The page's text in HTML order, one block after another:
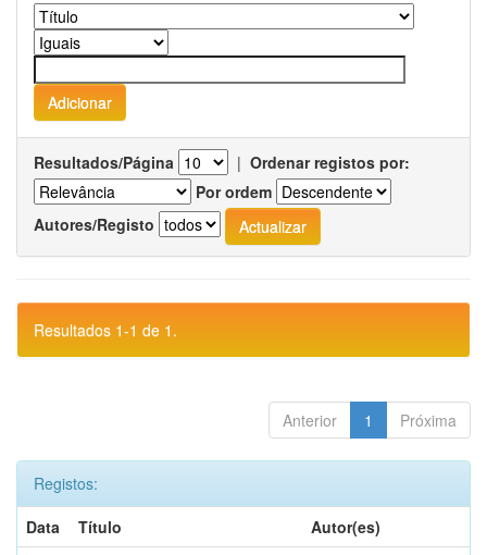
Resultados/Página | Ordenar registos por:
Por ordem
Autores/Registo
Resultados 1-1 de 1.
Anterior 1 Próxima
Registos:
Data
Título
Autor(es)